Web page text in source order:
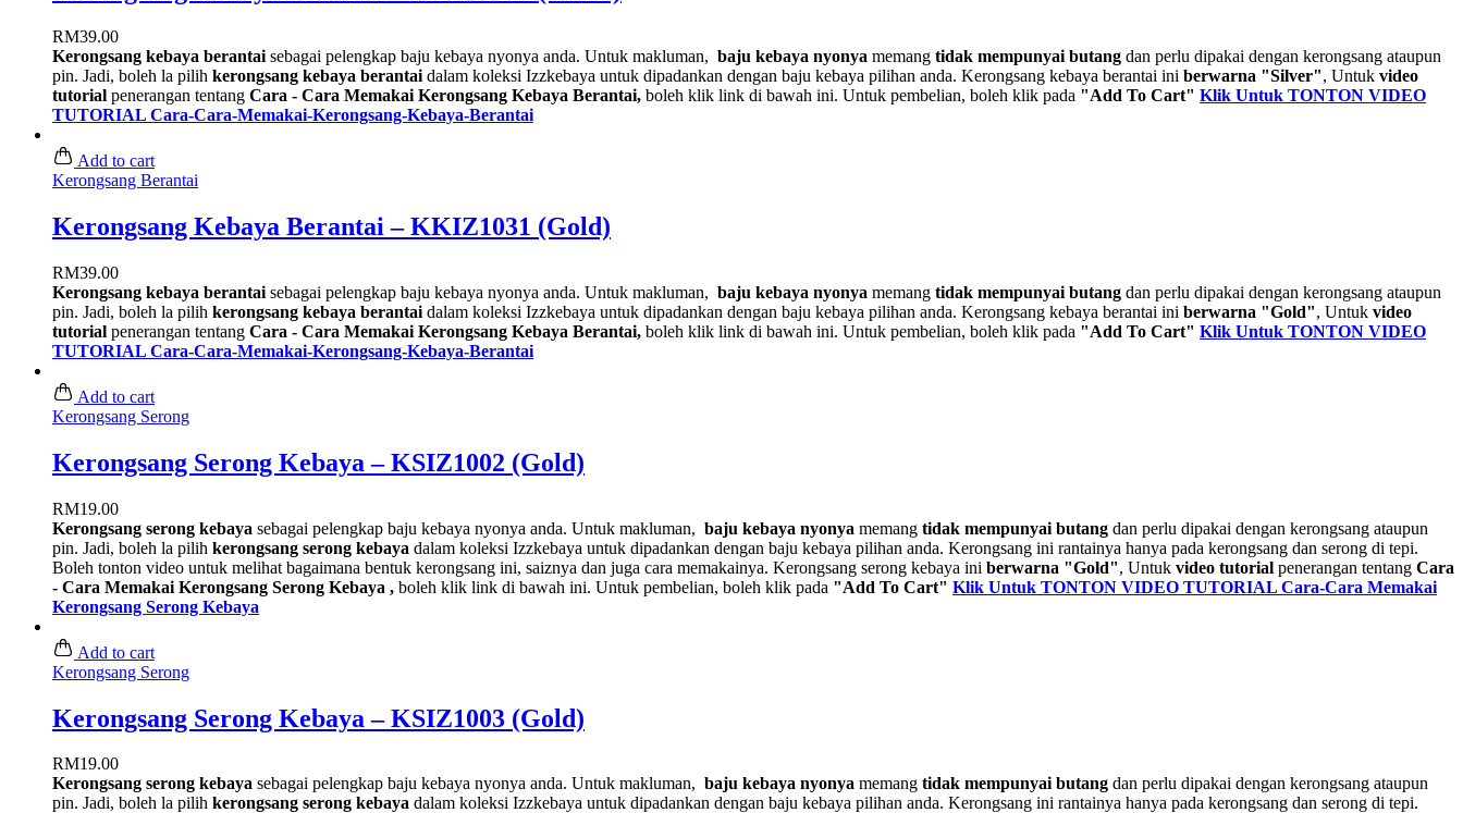
RM39.00
Kerongsang kebaya berantai sebagai pelengkap baju kebaya nyonya anda. Untuk makluman, baju kebaya nyonya memang tidak mempunyai butang dan perlu dipakai dengan kerongsang ataupun
pin. Jadi, boleh la pilih kerongsang kebaya berantai dalam koleksi Izzkebaya untuk dipadankan dengan baju kebaya pilihan anda. Kerongsang kebaya berantai ini berwarna "Silver", Untuk video
tutorial penerangan tentang Cara - Cara Memakai Kerongsang Kebaya Berantai, boleh klik link di bawah ini. Untuk pembelian, boleh klik pada "Add To Cart" Klik Untuk TONTON VIDEO
TUTORIAL Cara-Cara-Memakai-Kerongsang-Kebaya-Berantai
Add to cart
Kerongsang Berantai
Kerongsang Kebaya Berantai – KKIZ1031 (Gold)
RM39.00
Kerongsang kebaya berantai sebagai pelengkap baju kebaya nyonya anda. Untuk makluman, baju kebaya nyonya memang tidak mempunyai butang dan perlu dipakai dengan kerongsang ataupun
pin. Jadi, boleh la pilih kerongsang kebaya berantai dalam koleksi Izzkebaya untuk dipadankan dengan baju kebaya pilihan anda. Kerongsang kebaya berantai ini berwarna "Gold", Untuk video
tutorial penerangan tentang Cara - Cara Memakai Kerongsang Kebaya Berantai, boleh klik link di bawah ini. Untuk pembelian, boleh klik pada "Add To Cart" Klik Untuk TONTON VIDEO
TUTORIAL Cara-Cara-Memakai-Kerongsang-Kebaya-Berantai
Add to cart
Kerongsang Serong
Kerongsang Serong Kebaya – KSIZ1002 (Gold)
RM19.00
Kerongsang serong kebaya sebagai pelengkap baju kebaya nyonya anda. Untuk makluman, baju kebaya nyonya memang tidak mempunyai butang dan perlu dipakai dengan kerongsang ataupun
pin. Jadi, boleh la pilih kerongsang serong kebaya dalam koleksi Izzkebaya untuk dipadankan dengan baju kebaya pilihan anda. Kerongsang ini rantainya hanya pada kerongsang dan serong di tepi.
Boleh tonton video untuk melihat bagaimana bentuk kerongsang ini, saiznya dan juga cara memakainya. Kerongsang serong kebaya ini berwarna "Gold", Untuk video tutorial penerangan tentang Cara
- Cara Memakai Kerongsang Serong Kebaya , boleh klik link di bawah ini. Untuk pembelian, boleh klik pada "Add To Cart" Klik Untuk TONTON VIDEO TUTORIAL Cara-Cara Memakai
Kerongsang Serong Kebaya
Add to cart
Kerongsang Serong
Kerongsang Serong Kebaya – KSIZ1003 (Gold)
RM19.00
Kerongsang serong kebaya sebagai pelengkap baju kebaya nyonya anda. Untuk makluman, baju kebaya nyonya memang tidak mempunyai butang dan perlu dipakai dengan kerongsang ataupun
pin. Jadi, boleh la pilih kerongsang serong kebaya dalam koleksi Izzkebaya untuk dipadankan dengan baju kebaya pilihan anda. Kerongsang ini rantainya hanya pada kerongsang dan serong di tepi.